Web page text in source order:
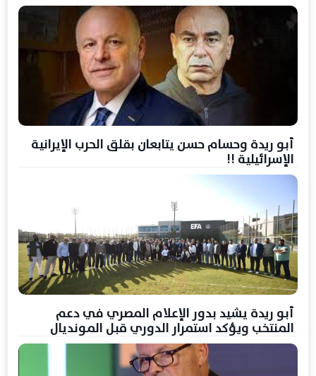
أبو ريدة وحسام حسن يتابعان بقلق الحرب الإيرانية
الإسرائيلية !!
أبو ريدة يشيد بدور الإعلام المصري في دعم
المنتخب ويؤكد استمرار الدوري قبل المونديال